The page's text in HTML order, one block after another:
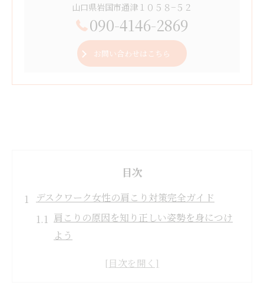
山口県岩国市通津１０５８−５２
090-4146-2869
お問い合わせはこちら
目次
デスクワーク女性の肩こり対策完全ガイド
肩こりの原因を知り正しい姿勢を身につけ
よう